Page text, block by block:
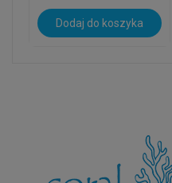
Dodaj do koszyka